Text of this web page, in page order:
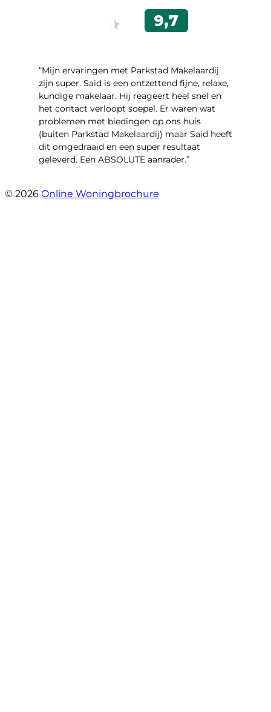
“Mijn ervaringen met Parkstad Makelaardij
zijn super. Said is een ontzettend fijne, relaxe,
kundige makelaar. Hij reageert heel snel en
het contact verloopt soepel. Er waren wat
problemen met biedingen op ons huis
(buiten Parkstad Makelaardij) maar Said heeft
dit omgedraaid en een super resultaat
geleverd. Een ABSOLUTE aanrader.”
© 2026 Online Woningbrochure